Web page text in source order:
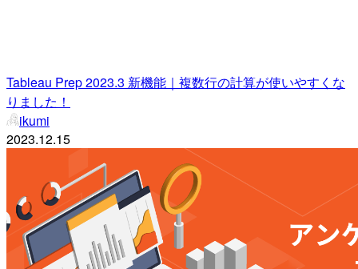
Tableau Prep 2023.3 新機能｜複数行の計算が使いやすくな
りました！
ikumi
2023.12.15